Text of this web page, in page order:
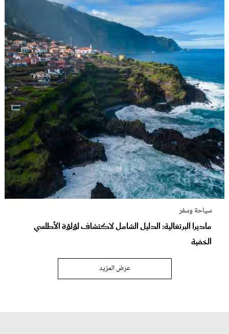
سياحة وسفر
ماديرا البرتغالية: الدليل الشامل لاكتشاف لؤلؤة الأطلسي
الخفية
عرض المزيد